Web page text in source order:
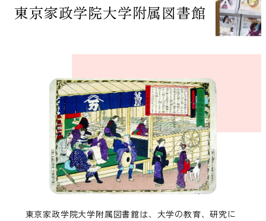
東京家政学院大学附属図書館
東京家政学院大学附属図書館は、大学の教育、研究に